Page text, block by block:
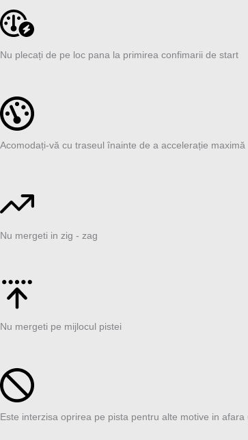
Nu plecați de pe loc pana la primirea confimarii de start
Acomodați-vă cu traseul înainte de a accelerație maximă
Nu mergeti in zig - zag
Nu mergeti pe mijlocul pistei
Este interzisa oprirea pe pista pentru alte motive in afara